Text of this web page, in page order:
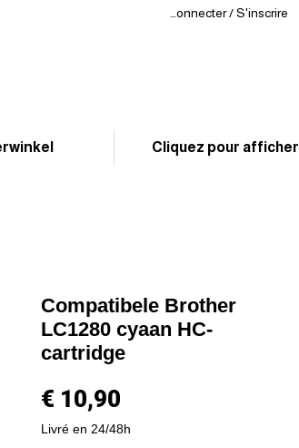
Se connecter / S'inscrire
Cliquez pour afficher
Compatibele Brother
LC1280 cyaan HC-
cartridge
€ 10,90Prijs
Livré en 24/48h